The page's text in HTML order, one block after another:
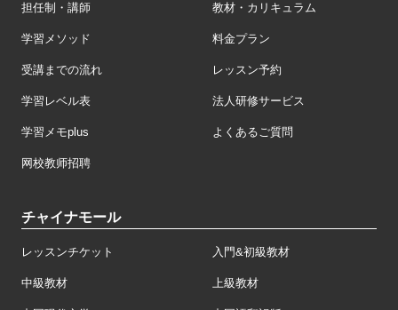
担任制・講師 教材・カリキュラム
学習メソッド 料金プラン
受講までの流れ レッスン予約
学習レベル表 法人研修サービス
学習メモplus よくあるご質問
网校教师招聘
チャイナモール
レッスンチケット 入門&初級教材
中級教材 上級教材